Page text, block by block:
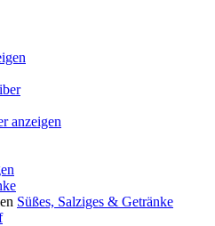
anzeigen
Süßes, Salziges & Getränke